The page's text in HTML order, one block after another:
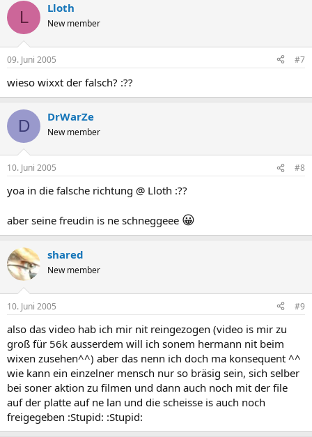
L Lloth
New member
09. Juni 2005 #7
wieso wixxt der falsch? :??
D DrWarZe
New member
10. Juni 2005 #8
yoa in die falsche richtung @ Lloth :??
aber seine freudin is ne schneggeee 😀
shared
New member
10. Juni 2005 #9
also das video hab ich mir nit reingezogen (video is mir zu
groß für 56k ausserdem will ich sonem hermann nit beim
wixen zusehen^^) aber das nenn ich doch ma konsequent ^^
wie kann ein einzelner mensch nur so bräsig sein, sich selber
bei soner aktion zu filmen und dann auch noch mit der file
auf der platte auf ne lan und die scheisse is auch noch
freigegeben :Stupid: :Stupid: